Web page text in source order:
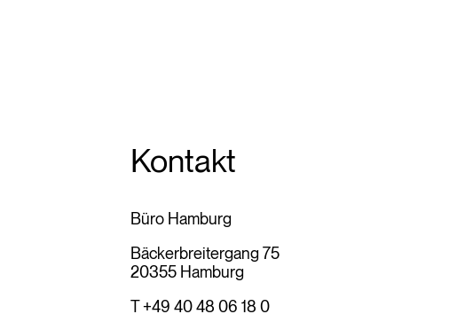
Kontakt
Büro Hamburg
Bäckerbreitergang 75
20355 Hamburg
T +49 40 48 06 18 0